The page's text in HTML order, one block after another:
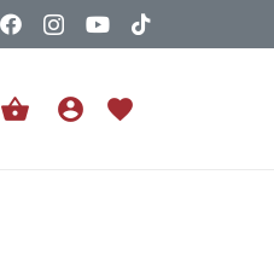
shopping_basket account_circle favorite